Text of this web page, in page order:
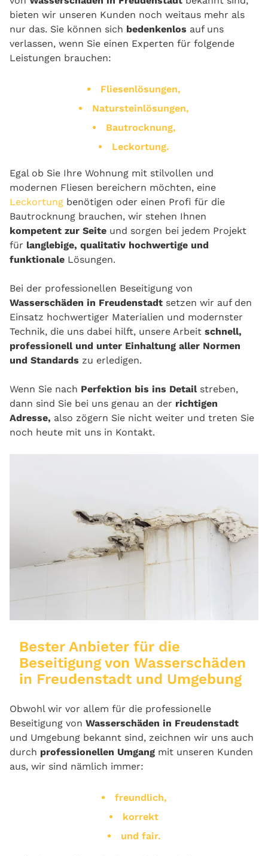
bieten wir unseren Kunden noch weitaus mehr als
nur das. Sie können sich bedenkenlos auf uns
verlassen, wenn Sie einen Experten für folgende
Leistungen brauchen:
Fliesenlösungen,
Natursteinlösungen,
Bautrocknung,
Leckortung.
Egal ob Sie Ihre Wohnung mit stilvollen und
modernen Fliesen bereichern möchten, eine
Leckortung benötigen oder einen Profi für die
Bautrocknung brauchen, wir stehen Ihnen
kompetent zur Seite und sorgen bei jedem Projekt
für langlebige, qualitativ hochwertige und
funktionale Lösungen.
Bei der professionellen Beseitigung von
Wasserschäden in Freudenstadt setzen wir auf den
Einsatz hochwertiger Materialien und modernster
Technik, die uns dabei hilft, unsere Arbeit schnell,
professionell und unter Einhaltung aller Normen
und Standards zu erledigen.
Wenn Sie nach Perfektion bis ins Detailstreben,
dann sind Sie bei uns genau an der richtigen
Adresse, also zögern Sie nicht weiter und treten Sie
noch heute mit uns in Kontakt.
Bester Anbieter für die
Beseitigung von Wasserschäden
in Freudenstadt und Umgebung
Obwohl wir vor allem für die professionelle
Beseitigung von Wasserschäden in Freudenstadt
und Umgebung bekannt sind, zeichnen wir uns auch
durch professionellen Umgang mit unseren Kunden
aus, wir sind nämlich immer:
freundlich,
korrekt
und fair.